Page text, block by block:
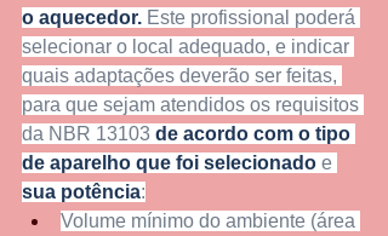
o aquecedor. Este profissional poderá
selecionar o local adequado, e indicar
quais adaptações deverão ser feitas,
para que sejam atendidos os requisitos
da NBR 13103 de acordo com o tipo
de aparelho que foi selecionado e
sua potência:
Volume mínimo do ambiente (área